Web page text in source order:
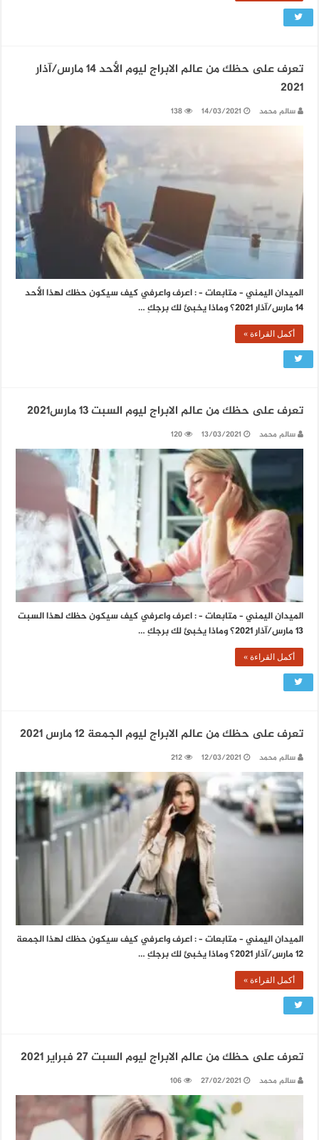
تعرف على حظك من عالم الابراج ليوم الأحد 14 مارس/آذار
2021
سالم محمد 14/03/2021
138
الميدان اليمني – متابعات – : اعرف واعرفي كيف سيكون حظك لهذا الأحد
14 مارس/آذار 2021؟ وماذا يخبئ لك برجكِ …
أكمل القراءة »
تعرف على حظك من عالم الابراج ليوم السبت 13 مارس2021
سالم محمد 13/03/2021
120
الميدان اليمني – متابعات – : اعرف واعرفي كيف سيكون حظك لهذا السبت
13 مارس/آذار 2021؟ وماذا يخبئ لك برجكِ …
أكمل القراءة »
تعرف على حظك من عالم الابراج ليوم الجمعة 12 مارس 2021
سالم محمد 12/03/2021
212
الميدان اليمني – متابعات – : اعرف واعرفي كيف سيكون حظك لهذا الجمعة
12 مارس/آذار 2021؟ وماذا يخبئ لك برجكِ …
أكمل القراءة »
تعرف على حظك من عالم الابراج ليوم السبت 27 فبراير 2021
سالم محمد 27/02/2021
106